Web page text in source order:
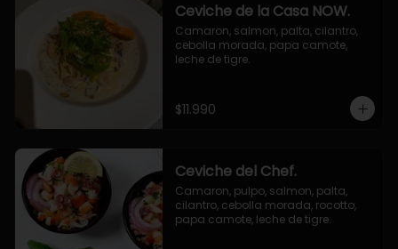
Ceviche de la Casa NOW.
Camaron, salmon, palta, cilantro,
cebolla morada, papa camote,
leche de tigre.
$11.990
Ceviche del Chef.
Camaron, pulpo, salmon, palta,
cilantro, cebolla morada, rocotto,
papa camote, leche de tigre.